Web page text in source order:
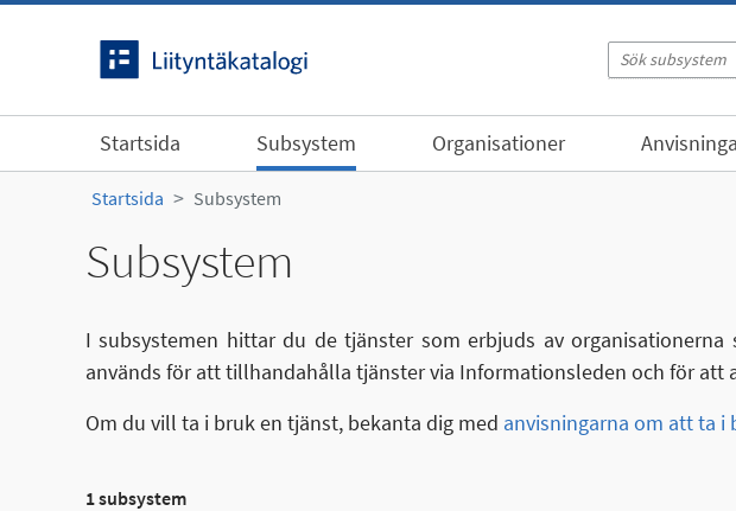
Startsida Subsystem Organisationer
Startsida Subsystem
Subsystem
I subsystemen hittar du de tjänster som erbjuds av
används för att tillhandahålla tjänster via Informationsleden och för
Om du vill ta i bruk en tjänst, bekanta dig med anvisningarna om att ta i
1 subsystem